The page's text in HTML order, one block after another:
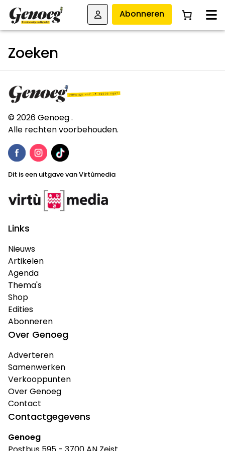
Abonneren
Zoeken
© 2026 Genoeg .
Alle rechten voorbehouden.
Dit is een uitgave van Virtùmedia
Links
Nieuws
Artikelen
Agenda
Thema's
Shop
Edities
Abonneren
Over Genoeg
Adverteren
Samenwerken
Verkooppunten
Over Genoeg
Contact
Contactgegevens
Genoeg